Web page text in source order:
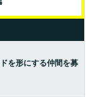
を形にする仲間を募